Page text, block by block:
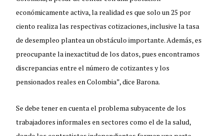
económicamente activa, la realidad es que solo un 25 por
ciento realiza las respectivas cotizaciones, inclusive la tasa
de desempleo plantea un obstáculo importante. Además, es
preocupante la inexactitud de los datos, pues encontramos
discrepancias entre el número de cotizantes y los
pensionados reales en Colombia”, dice Barona.
Se debe tener en cuenta el problema subyacente de los
trabajadores informales en sectores como el de la salud,